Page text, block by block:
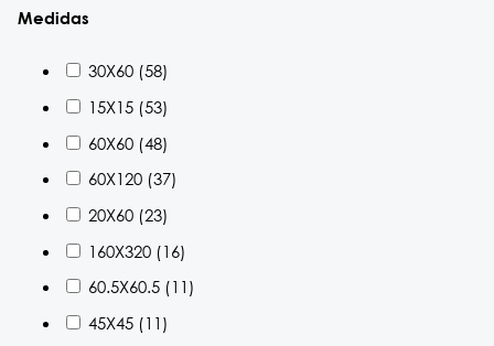
Medidas
30X60 (58)
15X15 (53)
60X60 (48)
60X120 (37)
20X60 (23)
160X320 (16)
60.5X60.5 (11)
45X45 (11)